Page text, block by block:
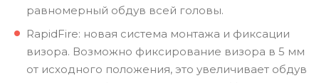
равномерный обдув всей головы.
RapidFire: новая система монтажа и фиксации
визора. Возможно фиксирование визора в 5 мм
от исходного положения, это увеличивает обдув